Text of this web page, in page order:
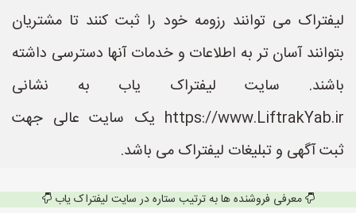
لیفتراک می توانند رزومه خود را ثبت کنند تا مشتریان
بتوانند آسان تر به اطلاعات و خدمات آنها دسترسی داشته
باشند. سایت لیفتراک یاب به نشانی
https://www.LiftrakYab.ir یک سایت عالی جهت
ثبت آگهی و تبلیغات لیفتراک می باشد.
معرفی فروشنده ها به ترتیب ستاره در سایت لیفتراک یاب